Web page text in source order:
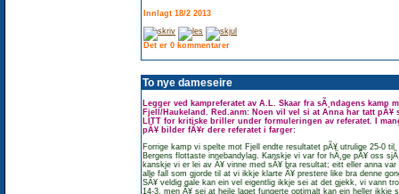
Innlagt 18/2 2013
Det er 0 kommentarer
To nye dameseire
Legger ved kampreferatet av A.L. Skaar fra sÃ¸ndagens kamp
Fjell/Haukeland. Red.anm: Noen vil vel si at Anna har tatt pÃ¥
LITT for kritiske briller under formuleringen av referatet. I
pÃ¥ bilder fÃ¥r dere referatet i farger:
Forrige kamp vi spelte mot Fjell endte resultatet pÃ¥ utrulige 25-0 til
Bergens flottaste innebandylag. Kanskje vi var for hÃ¸ge pÃ¥ oss
kanskje vi er lei av Ã¥ vinne med sÃ¥ bra resultat; eitt eller anna var
alle fall som gjorde til at vi ikkje klarte Ã¥ prestere like bra denne
SÃ¥ veldig gale kan ein vel eigentlig ikkje sei at det gjekk, vi vann
14-3, men Ã¥ sei at heile laget fungerte optimalt kan ein heller ikkje